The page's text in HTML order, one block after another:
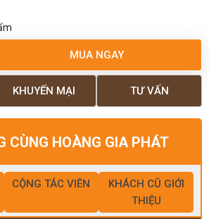
MUA NGAY
TƯ VẤN
KHUYẾN MẠI
CÙNG HOÀNG GIA PHÁT
CỘNG TÁC VIÊN
KHÁCH CŨ GIỚI
THIỆU